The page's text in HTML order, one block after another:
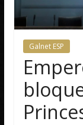
Galnet ESP